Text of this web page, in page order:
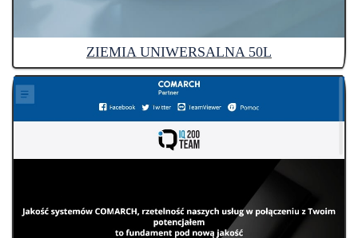
ZIEMIA UNIWERSALNA 50L